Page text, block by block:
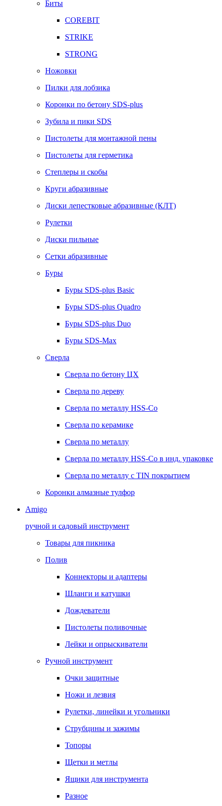
Биты
COREBIT
STRIKE
STRONG
Ножовки
Пилки для лобзика
Коронки по бетону SDS-plus
Зубила и пики SDS
Пистолеты для монтажной пены
Пистолеты для герметика
Степлеры и скобы
Круги абразивные
Диски лепестковые абразивные (КЛТ)
Рулетки
Диски пильные
Сетки абразивные
Буры
Буры SDS-plus Basic
Буры SDS-plus Quadro
Буры SDS-plus Duo
Буры SDS-Max
Сверла
Сверла по бетону ЦХ
Сверла по дереву
Сверла по металлу HSS-Co
Сверла по керамике
Сверла по металлу
Сверла по металлу HSS-Co в инд. упаковке
Сверла по металлу с TIN покрытием
Коронки алмазные тулфор
Amigo
ручной и садовый инструмент
Товары для пикника
Полив
Коннекторы и адаптеры
Шланги и катушки
Дождеватели
Пистолеты поливочные
Лейки и опрыскиватели
Ручной инструмент
Очки защитные
Ножи и лезвия
Рулетки, линейки и угольники
Струбцины и зажимы
Топоры
Щетки и метлы
Ящики для инструмента
Разное